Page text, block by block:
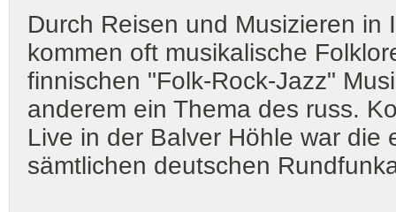
Durch Reisen und Musizieren in
kommen oft musikalische
finnischen "Folk-Rock-Jazz"
anderem ein Thema des russ.
Live in der Balver Höhle war die
sämtlichen deutschen